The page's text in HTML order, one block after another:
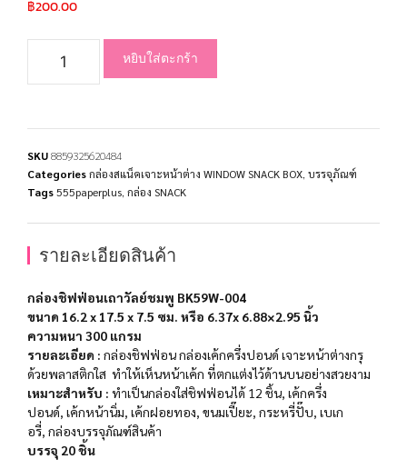
฿200.00
หยิบใส่ตะกร้า
SKU8859325620484
Categoriesกล่องสแน็คเจาะหน้าต่าง WINDOW SNACK BOX บรรจุภัณฑ์
Tags555paperplus กล่อง SNACK
รายละเอียดสินค้า
กล่องชิฟฟ่อนเถาวัลย์ชมพู BK59W-004
ขนาด 16.2 x 17.5 x 7.5 ซม. หรือ 6.37x 6.88×2.95 นิ้ว
ความหนา 300 แกรม
รายละเอียด : กล่องชิฟฟ่อน กล่องเค้กครึ่งปอนด์ เจาะหน้าต่างกรุ
ด้วยพลาสติกใส ทำให้เห็นหน้าเค้ก ที่ตกแต่งไว้ด้านบนอย่างสวยงาม
เหมาะสำหรับ : ทำเป็นกล่องใส่ชิฟฟ่อนได้ 12 ชิ้น, เค้กครึ่ง
ปอนด์, เค้กหน้านิ่ม, เค้กฝอยทอง, ขนมเปี๊ยะ, กระหรี่ปั๊บ, เบเก
อรี่, กล่องบรรจุภัณฑ์สินค้า
บรรจุ 20 ชิ้น